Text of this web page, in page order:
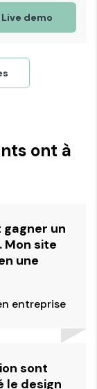
Live demo
ont à
un
Mon site
une
entreprise
sont
le design